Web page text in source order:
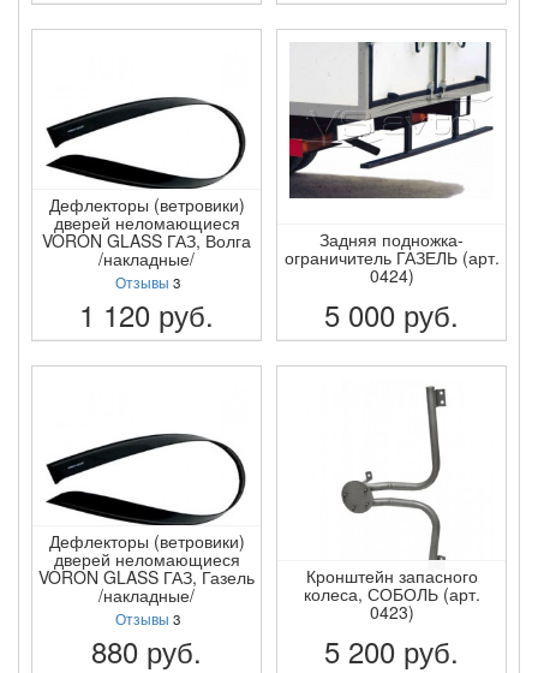
ПОДРОБНЕЕ ПОДРОБНЕЕ
Дефлекторы (ветровики)
дверей неломающиеся
VORON GLASS ГАЗ, Волга
/накладные/
Отзывы 3
1 120 руб.
ПОДРОБНЕЕ
Задняя подножка-
ограничитель ГАЗЕЛЬ (арт.
0424)
5 000 руб.
ПОДРОБНЕЕ
Дефлекторы (ветровики)
дверей неломающиеся
VORON GLASS ГАЗ, Газель
/накладные/
Отзывы 3
880 руб.
Кронштейн запасного
колеса, СОБОЛЬ (арт.
0423)
5 200 руб.